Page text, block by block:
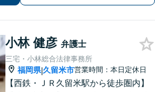
小林 健彦 弁護士
三宅・小林総合法律事務所
福岡県|久留米市営業時間：本日定休日
【西鉄・ＪＲ久留米駅から徒歩圏内】